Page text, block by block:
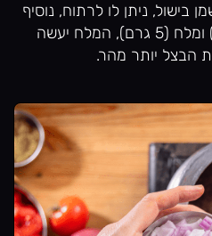
בישול, ניתן לו לרתוח, נוסיף
את הבצל החתוך (150 גרם) ומלח (5 גרם), המלח יעשה
הבצל יותר מהר.